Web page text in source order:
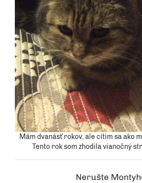
Mám dvanásť rokov, ale cítim sa ako
Tento rok som zhodila vianočný
Nerušte